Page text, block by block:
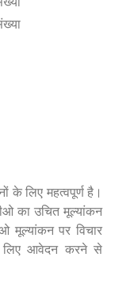
के लिए महत्वपूर्ण है।
का उचित मूल्यांकन
मूल्यांकन पर विचार
लिए आवेदन करने से